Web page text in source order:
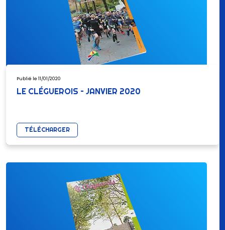
Publié le 11/01/2020
LE CLÉGUEROIS – JANVIER 2020
TÉLÉCHARGER